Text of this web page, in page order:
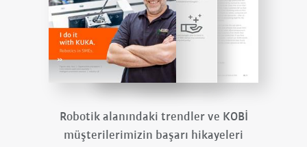
Robotik alanındaki trendler ve KOBİ
müşterilerimizin başarı hikayeleri